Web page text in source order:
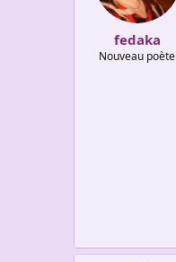
fedaka
Nouveau poète